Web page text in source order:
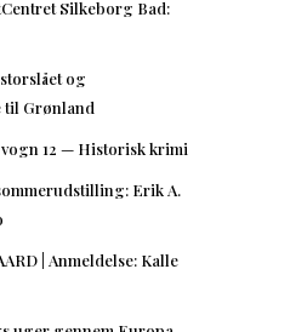
Silkeborg Bad:
og
til Grønland
12 — Historisk krimi
Erik A.
| Anmeldelse: Kalle